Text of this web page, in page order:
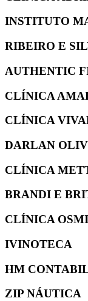
INSTITUTO
RIBEIRO E
AUTHENTIC
CLÍNICA
CLÍNICA
DARLAN
CLÍNICA
BRANDI E
CLÍNICA
IVINOTECA
HM
ZIP NÁUTICA